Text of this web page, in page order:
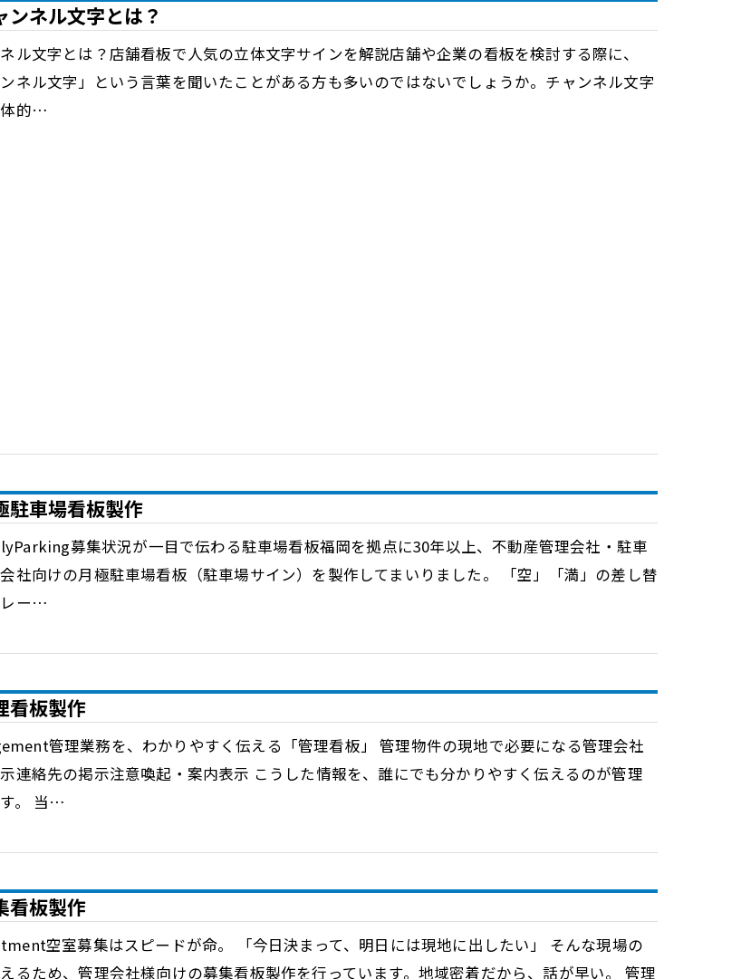
ンネル文字とは？
ル文字とは？店舗看板で人気の立体文字サインを解説店舗や企業の看板を検討する際に、
ンネル文字」という言葉を聞いたことがある方も多いのではないでしょうか。チャンネル文字
体的…
駐車場看板製作
募集状況が一目で伝わる駐車場看板福岡を拠点に30年以上、不動産管理会社・駐車
社向けの月極駐車場看板（駐車場サイン）を製作してまいりました。 「空」「満」の差し替
レー…
看板製作
管理業務を、わかりやすく伝える「管理看板」 管理物件の現地で必要になる管理会社
連絡先の掲示注意喚起・案内表示 こうした情報を、誰にでも分かりやすく伝えるのが管理
。 当…
看板製作
空室募集はスピードが命。 「今日決まって、明日には現地に出したい」 そんな現場の
るため、管理会社様向けの募集看板製作を行っています。地域密着だから、話が早い。 管理